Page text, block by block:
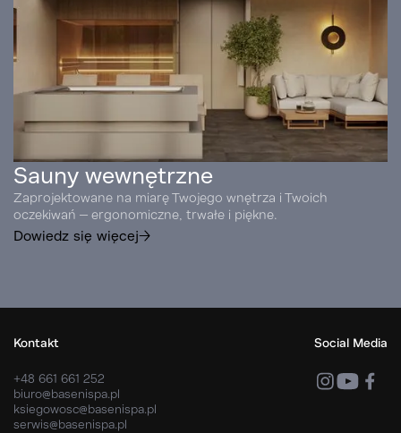
Sauny wewnętrzne
Zaprojektowane na miarę Twojego wnętrza i Twoich
oczekiwań – ergonomiczne, trwałe i piękne.
Dowiedz się więcej
Kontakt
+48 661 661 252
biuro@basenispa.pl
ksiegowosc@basenispa.pl
serwis@basenispa.pl
Social Media